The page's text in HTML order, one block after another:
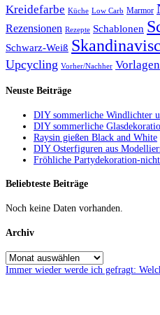
Kreidefarbe Küche Low Carb Marmor
Rezensionen Rezepte Schablonen
Schwarz-Weiß
Upcycling Vorher/Nachher Vorlagen
Neuste Beiträge
DIY sommerliche Windlichter
DIY sommerliche
Raysin gießen Black and White
DIY Osterfiguren aus
Fröhliche Partydekoration-
Beliebteste Beiträge
Noch keine Daten vorhanden.
Archiv
Immer wieder werde ich gefragt: